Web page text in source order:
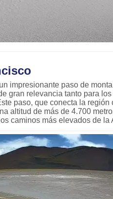
impresionante paso de
gran relevancia tanto para
paso, que conecta la
altitud de más de 4.700
caminos más elevados de la